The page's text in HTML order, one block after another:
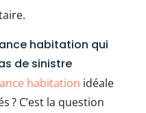
habitation qui
de sinistre
habitation idéale
? C’est la question